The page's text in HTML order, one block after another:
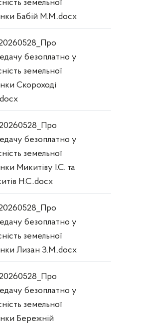
земельної
Бабій М.М..docx
безоплатно у
земельної
Скороході
безоплатно у
земельної
Микитіву І.С. та
Н.С..docx
безоплатно у
земельної
Лизан З.М..docx
безоплатно у
земельної
Бережній